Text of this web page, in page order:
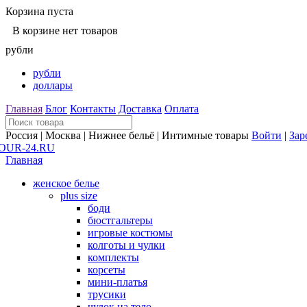
Корзина пуста
В корзине нет товаров
рубли
рубли
доллары
Главная Блог Контакты Доставка Оплата
Россия | Москва | Нижнее бельё | Интимные товары Войти |
Главная
женское белье
plus size
боди
бюстгальтеры
игровые костюмы
колготы и чулки
комплекты
корсеты
мини-платья
трусики